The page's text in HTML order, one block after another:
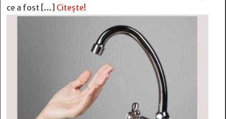
ce a fost […] Citește!